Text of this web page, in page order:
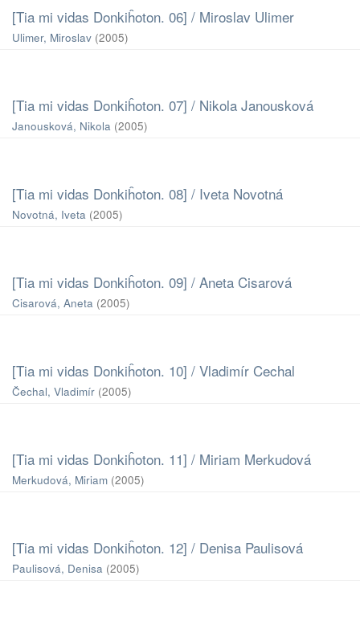
[Tia mi vidas Donkiĥoton. 06] / Miroslav Ulimer
Ulimer, Miroslav (2005)
[Tia mi vidas Donkiĥoton. 07] / Nikola Janousková
Janousková, Nikola (2005)
[Tia mi vidas Donkiĥoton. 08] / Iveta Novotná
Novotná, Iveta (2005)
[Tia mi vidas Donkiĥoton. 09] / Aneta Cisarová
Cisarová, Aneta (2005)
[Tia mi vidas Donkiĥoton. 10] / Vladimír Cechal
Čechal, Vladimír (2005)
[Tia mi vidas Donkiĥoton. 11] / Miriam Merkudová
Merkudová, Miriam (2005)
[Tia mi vidas Donkiĥoton. 12] / Denisa Paulisová
Paulisová, Denisa (2005)